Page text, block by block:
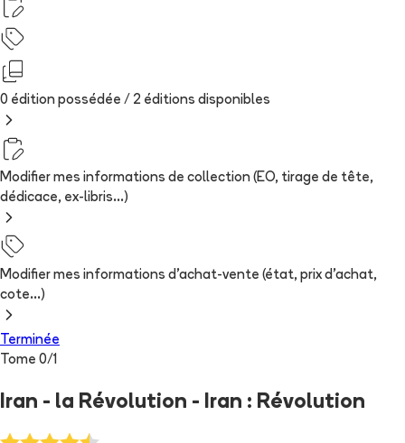
0 édition possédée / 2 éditions disponibles
Modifier mes informations de collection (EO, tirage de tête,
dédicace, ex-libris...)
Modifier mes informations d'achat-vente (état, prix d'achat,
cote...)
Terminée
Tome 0/1
Iran - la Révolution - Iran : Révolution